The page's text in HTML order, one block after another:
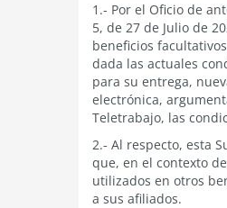
1.- Por el Oficio de
5, de 27 de Julio de
beneficios
dada las actuales
para su entrega,
electrónica,
Teletrabajo, las
2.- Al respecto, esta
que, en el contexto
utilizados en otros
a sus afiliados.